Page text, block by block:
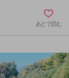
あとで読む